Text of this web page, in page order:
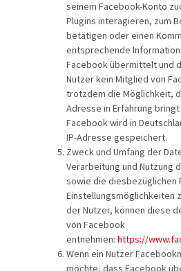
seinem Facebook-Konto
Plugins interagieren, zum
betätigen oder einen
entsprechende
Facebook übermittelt und
Nutzer kein Mitglied von
trotzdem die Möglichkeit,
Adresse in Erfahrung
Facebook wird in
IP-Adresse gespeichert.
Zweck und Umfang der
Verarbeitung und Nutzung
sowie die diesbezüglichen
Einstellungsmöglichkeiten
der Nutzer, können diese
von Facebook
entnehmen: https://
Wenn ein Nutzer
möchte, dass Facebook